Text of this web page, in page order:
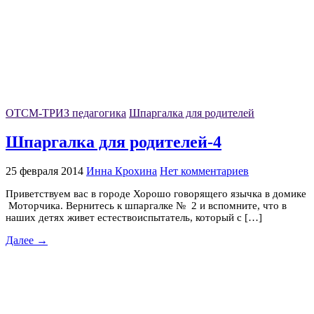
ОТСМ-ТРИЗ педагогика Шпаргалка для родителей
Шпаргалка для родителей-4
25 февраля 2014 Инна Крохина Нет комментариев
Приветствуем вас в городе Хорошо говорящего язычка в домике
Моторчика. Вернитесь к шпаргалке № 2 и вспомните, что в
наших детях живет естествоиспытатель, который с […]
Далее →